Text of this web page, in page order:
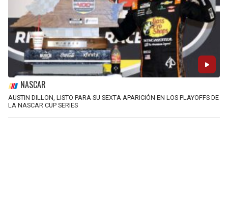
NASCAR
AUSTIN DILLON, LISTO PARA SU SEXTA APARICIÓN EN LOS PLAYOFFS DE
LA NASCAR CUP SERIES